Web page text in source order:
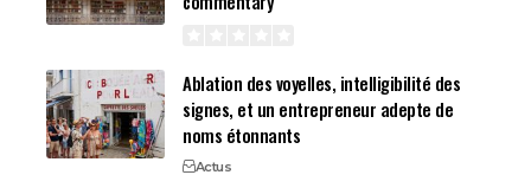
Ablation des voyelles, intelligibilité des
signes, et un entrepreneur adepte de
noms étonnants
Actus